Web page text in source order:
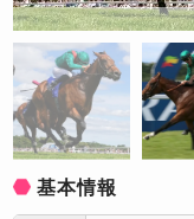
基本情報